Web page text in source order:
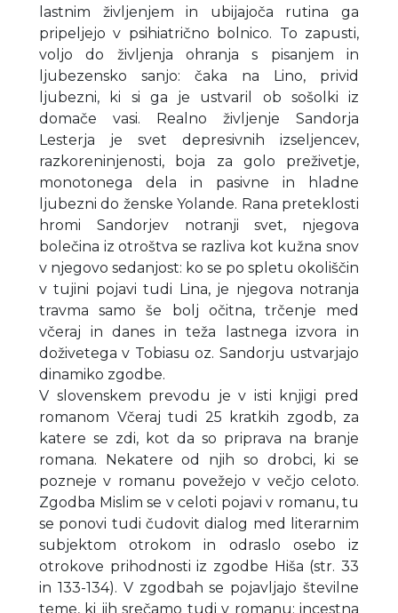
lastnim življenjem in ubijajoča rutina ga
pripeljejo v psihiatrično bolnico. To zapusti,
voljo do življenja ohranja s pisanjem in
ljubezensko sanjo: čaka na Lino, privid
ljubezni, ki si ga je ustvaril ob sošolki iz
domače vasi. Realno življenje Sandorja
Lesterja je svet depresivnih izseljencev,
razkoreninjenosti, boja za golo preživetje,
monotonega dela in pasivne in hladne
ljubezni do ženske Yolande. Rana preteklosti
hromi Sandorjev notranji svet, njegova
bolečina iz otroštva se razliva kot kužna snov
v njegovo sedanjost: ko se po spletu okoliščin
v tujini pojavi tudi Lina, je njegova notranja
travma samo še bolj očitna, trčenje med
včeraj in danes in teža lastnega izvora in
doživetega v Tobiasu oz. Sandorju ustvarjajo
dinamiko zgodbe.
V slovenskem prevodu je v isti knjigi pred
romanom Včeraj tudi 25 kratkih zgodb, za
katere se zdi, kot da so priprava na branje
romana. Nekatere od njih so drobci, ki se
pozneje v romanu povežejo v večjo celoto.
Zgodba Mislim se v celoti pojavi v romanu, tu
se ponovi tudi čudovit dialog med literarnim
subjektom otrokom in odraslo osebo iz
otrokove prihodnosti iz zgodbe Hiša (str. 33
in 133-134). V zgodbah se pojavljajo številne
teme, ki jih srečamo tudi v romanu: incestna